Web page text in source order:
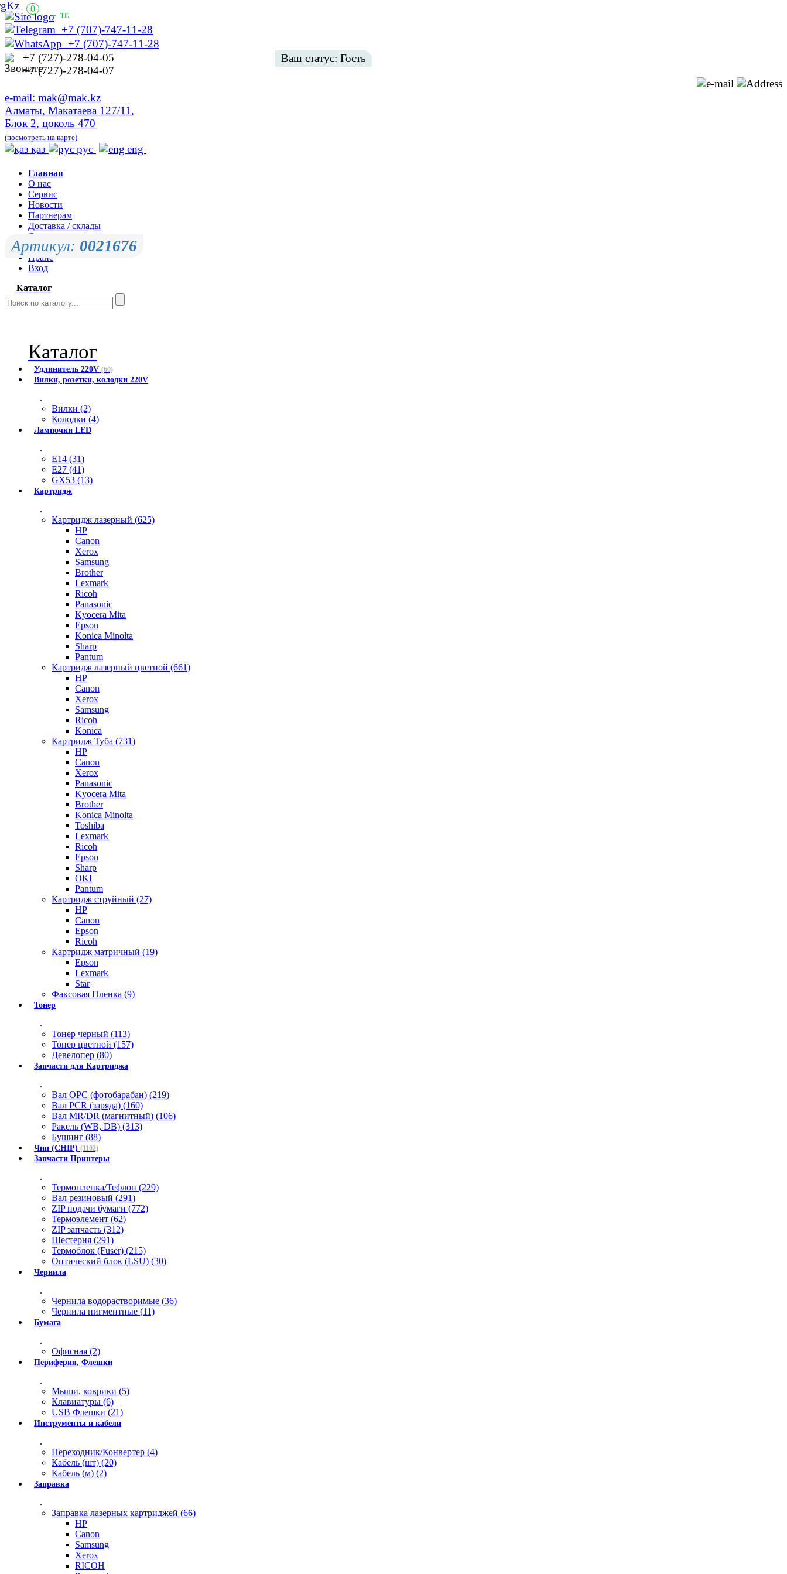
+7 (707)-747-11-28
+7 (707)-747-11-28
+7 (727)-278-04-05
+7 (727)-278-04-07
e-mail: mak@mak.kz
Алматы, Макатаева 127/11,
Блок 2, цоколь 470
(посмотреть на карте)
рус
қаз eng
Ваш статус: Гость
Главная
О нас
Сервис
Новости
Партнерам
Доставка / склады
Оплата
Контакты
Прайс
Вход
Каталог
0
- тг.
Каталог
Удлинитель 220V (60)
Вилки, розетки, колодки 220V
.
Вилки (2)
Колодки (4)
Лампочки LED
.
E14 (31)
E27 (41)
GX53 (13)
Картридж
.
Картридж лазерный (625)
HP
Canon
Xerox
Samsung
Brother
Lexmark
Ricoh
Panasonic
Kyocera Mita
Epson
Konica Minolta
Sharp
Pantum
Картридж лазерный цветной (661)
HP
Canon
Xerox
Samsung
Ricoh
Konica
Картридж Туба (731)
HP
Canon
Xerox
Panasonic
Kyocera Mita
Brother
Konica Minolta
Toshiba
Lexmark
Ricoh
Epson
Sharp
OKI
Pantum
Картридж струйный (27)
HP
Canon
Epson
Ricoh
Картридж матричный (19)
Epson
Lexmark
Star
Факсовая Пленка (9)
Тонер
.
Тонер черный (113)
Тонер цветной (157)
Девелопер (80)
Запчасти для Картриджа
.
Вал OPC (фотобарабан) (219)
Вал PCR (заряда) (160)
Вал MR/DR (магнитный) (106)
Ракель (WB, DB) (313)
Бушинг (88)
Чип (CHIP) (1102)
Запчасти Принтеры
.
Термопленка/Тефлон (229)
Вал резиновый (291)
ZIP подачи бумаги (772)
Термоэлемент (62)
ZIP запчасть (312)
Шестерня (291)
Термоблок (Fuser) (215)
Оптический блок (LSU) (30)
Чернила
.
Чернила водорастворимые (36)
Чернила пигментные (11)
Бумага
.
Офисная (2)
Периферия, Флешки
.
Мыши, коврики (5)
Клавиатуры (6)
USB Флешки (21)
Инструменты и кабели
.
Переходник/Конвертер (4)
Кабель (шт) (20)
Кабель (м) (2)
Заправка
.
Заправка лазерных картриджей (66)
HP
Canon
Samsung
Xerox
RICOH
Артикул: 0021676